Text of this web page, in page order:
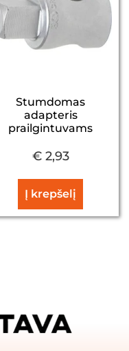
Stumdomas
adapteris
prailgintuvams
€2,93
Į krepšelį